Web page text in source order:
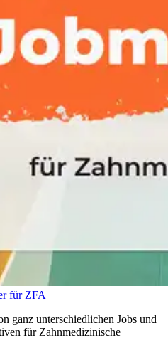
für ZFA
ganz unterschiedlichen Jobs und
für Zahnmedizinische